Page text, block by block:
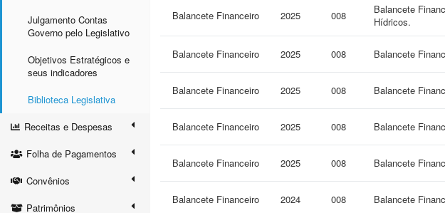
Julgamento Contas
Governo pelo Legislativo
Objetivos Estratégicos e
seus indicadores
Biblioteca Legislativa
Receitas e Despesas
Folha de Pagamentos
Convênios
Patrimônios
Balancete Financeiro 2025 008
Balancete
Hídricos.
Balancete Financeiro 2025 008 Balancete
Balancete Financeiro 2025 008 Balancete
Balancete Financeiro 2025 008 Balancete
Balancete Financeiro 2025 008 Balancete
Balancete Financeiro 2024 008 Balancete